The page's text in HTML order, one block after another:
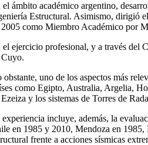
el ámbito académico argentino,
Estructural. Asimismo, dirigió
como Miembro Académico por
el ejercicio profesional, y a través del
obstante, uno de los aspectos más
como Egipto, Australia, Argelia,
y los sistemas de Torres de
experiencia incluye, además, la
en 1985 y 2010, Mendoza en
frente a acciones sísmicas